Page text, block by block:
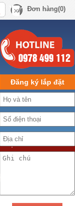
Đơn hàng(0)
HỆ
Đăng ký lắp đặt